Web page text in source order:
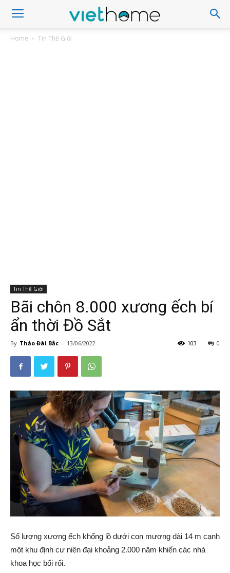
Home Tin Thế Giới
Tin Thế Giới
Bãi chôn 8.000 xương ếch bí
ẩn thời Đồ Sắt
By Thảo Đài Bắc - 13/06/2022 0
103
Số lượng xương ếch khổng lồ dưới con mương dài 14 m cạnh
một khu định cư niên đại khoảng 2.000 năm khiến các nhà
khoa học bối rối.